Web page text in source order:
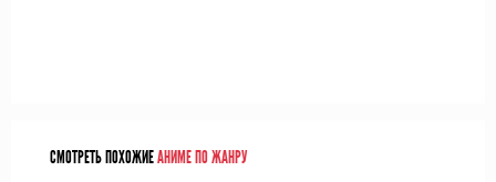
СМОТРЕТЬ ПОХОЖИЕАНИМЕ ПО ЖАНРУ